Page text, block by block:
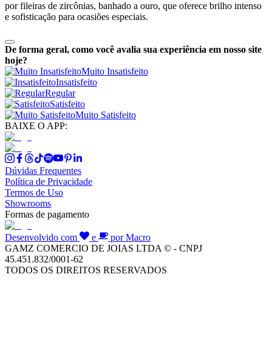
por fileiras de zircônias, banhado a ouro, que oferece brilho intenso
e sofisticação para ocasiões especiais.
De forma geral, como você avalia sua experiência em nosso site
hoje?
Muito Insatisfeito
Insatisfeito
Regular
Satisfeito
Muito Satisfeito
BAIXE O APP:
Dúvidas Frequentes
Política de Privacidade
Termos de Uso
Showrooms
Formas de pagamento
Desenvolvido com e
por Macro
GAMZ COMERCIO DE JOIAS LTDA © - CNPJ
45.451.832/0001-62
TODOS OS DIREITOS RESERVADOS